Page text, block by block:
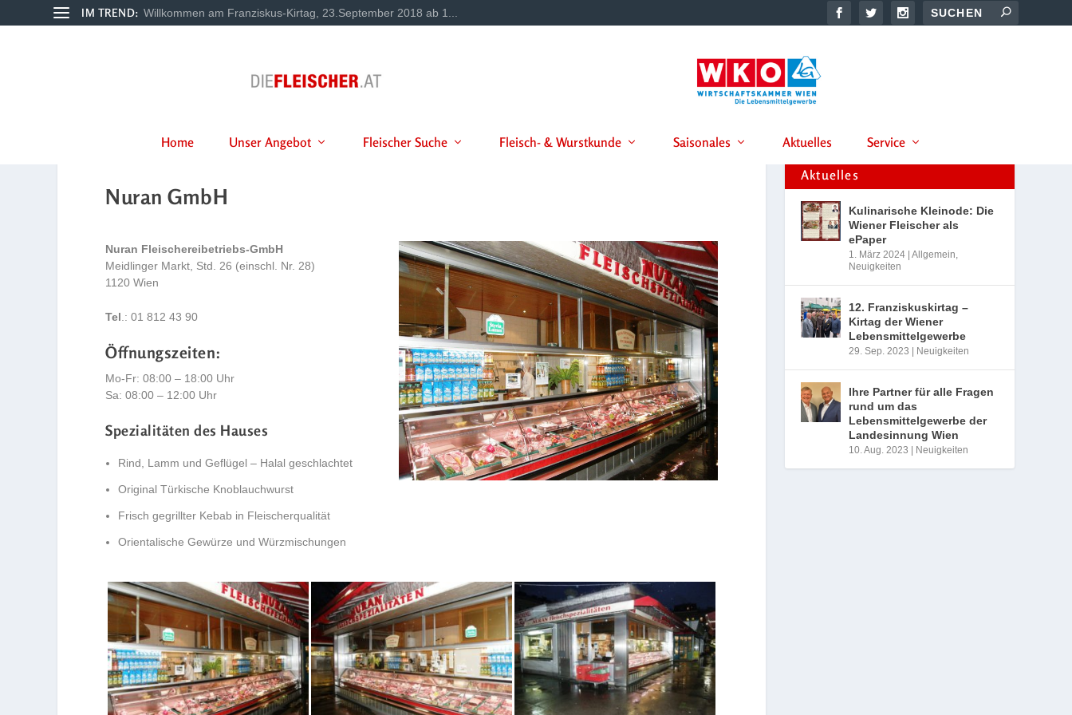
IM TREND: Willkommen am Franziskus-Kirtag, 23.September 2018 ab 1...
Home Unser Angebot Fleischer Suche Fleisch- & Wurstkunde Saisonales Aktuelles Service
Nuran GmbH
Nuran Fleischereibetriebs-GmbH
Meidlinger Markt, Std. 26 (einschl. Nr. 28)
1120 Wien
Tel .: 01 812 43 90
Öffnungszeiten:
Mo-Fr: 08:00 – 18:00 Uhr
Sa: 08:00 – 12:00 Uhr
Spezialitäten des Hauses
Rind, Lamm und Geflügel – Halal geschlachtet
Original Türkische Knoblauchwurst
Frisch gegrillter Kebab in Fleischerqualität
Orientalische Gewürze und Würzmischungen
Aktuelles
Kulinarische Kleinode: Die
Wiener Fleischer als
ePaper
1. März 2024 | Allgemein
Neuigkeiten
12. Franziskuskirtag –
Kirtag der Wiener
Lebensmittelgewerbe
29. Sep. 2023 | Neuigkeiten
Ihre Partner für alle Fragen
rund um das
Lebensmittelgewerbe der
Landesinnung Wien
10. Aug. 2023 | Neuigkeiten